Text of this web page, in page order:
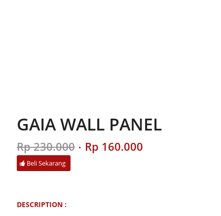
GAIA WALL PANEL
Rp230.000 Original
price
Rp 160.000Current
Beli Sekarang
DESCRIPTION :